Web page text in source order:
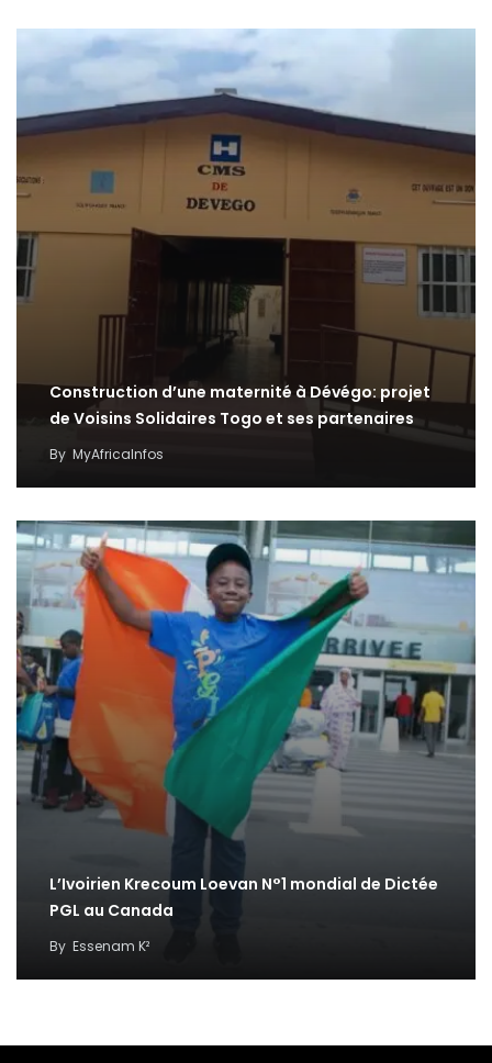
Construction d’une maternité à Dévégo: projet
de Voisins Solidaires Togo et ses partenaires
By MyAfricaInfos
L’Ivoirien Krecoum Loevan N°1 mondial de Dictée
PGL au Canada
By Essenam K²